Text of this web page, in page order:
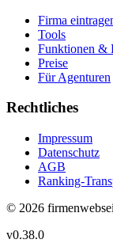
Firma
Tools
Funktionen &
Preise
Für Agenturen
Rechtliches
Impressum
Datenschutz
AGB
Ranking-
© 2026
v0.38.0